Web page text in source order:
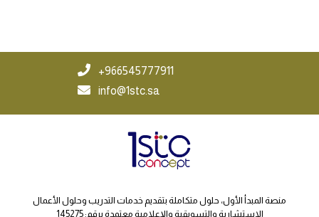
966545777911+
info@1stc.sa
منصة المبدأ الأول، حلول متكاملة بتقديم خدمات التدريب وحلول الأعمال
الاستشارية والتسويقية والإعلامية معتمدة برقم: 145275